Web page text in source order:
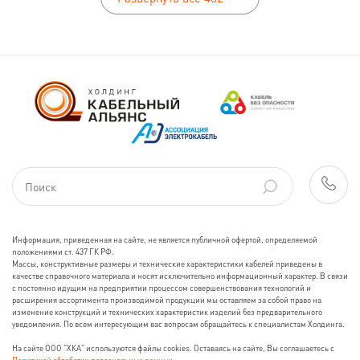
Информация, приведенная на сайте, не является публичной офертой, определяемой
положениями ст. 437 ГК РФ.
Массы, конструктивные размеры и технические характеристики кабелей приведены в
качестве справочного материала и носят исключительно информационный характер. В связи
с постоянно идущим на предприятии процессом совершенствования технологий и
расширения ассортимента производимой продукции мы оставляем за собой право на
изменение конструкций и технических характеристик изделий без предварительного
уведомления. По всем интересующим вас вопросам обращайтесь к специалистам Холдинга.
На сайте ООО "ХКА" используются файлы cookies. Оставаясь на сайте, Вы соглашаетесь с